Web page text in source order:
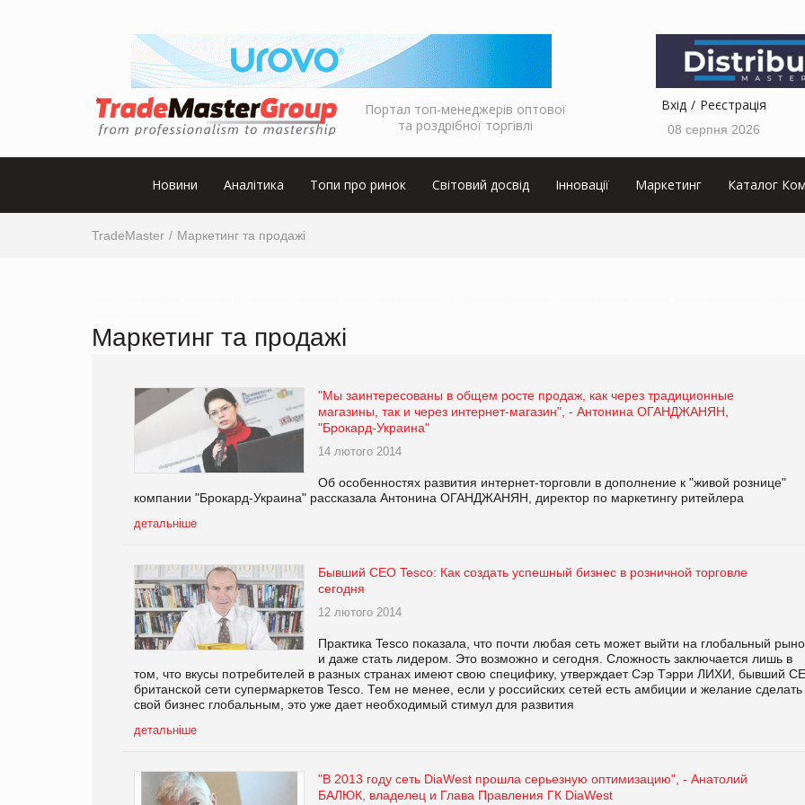
Портал топ-менеджерів оптової
та роздрібної торгівлі
Вхід Реєстрація
08 серпня 2026
Новини Аналітика Топи про ринок Світовий досвід Інновації Маркетинг Каталог
TradeMaster Маркетинг та продажі
Маркетинг та продажі
"Мы заинтересованы в общем росте продаж, как через традиционные
магазины, так и через интернет-магазин", - Антонина ОГАНДЖАНЯН,
"Брокард-Украина"
14 лютого 2014
Об особенностях развития интернет-торговли в дополнение к "живой рознице"
компании "Брокард-Украина" рассказала Антонина ОГАНДЖАНЯН, директор по маркетингу ритейлера
детальніше
Бывший СЕО Tesco: Как создать успешный бизнес в розничной торговле
сегодня
12 лютого 2014
Практика Tesco показала, что почти любая сеть может выйти на глобальный
и даже стать лидером. Это возможно и сегодня. Сложность заключается лишь в
том, что вкусы потребителей в разных странах имеют свою специфику, утверждает Сэр Тэрри ЛИХИ, бывший
британской сети супермаркетов Tesco. Тем не менее, если у российских сетей есть амбиции и желание сделать
свой бизнес глобальным, это уже дает необходимый стимул для развития
детальніше
"В 2013 году сеть DiaWest прошла серьезную оптимизацию", - Анатолий
БАЛЮК, владелец и Глава Правления ГК DiaWest